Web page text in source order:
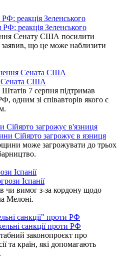
реакція Зеленського
Сенату США посилити
що це може наблизити
Сената США
7 серпня підтримав
одним зі співавторів якого є
загрожує в'язниця
може загрожувати до трьох
Іспанії
чи вимог з-за кордону щодо
Мелоні.
санкції" проти РФ
законопроєкт про
та країн, які допомагають